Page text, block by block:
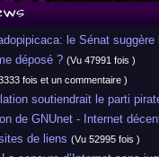
le Sénat
déposé ? (Vu 47991 fois )
fois et un commentaire )
soutiendrait le parti
de GNUnet - Internet
de liens (Vu 52995 fois )